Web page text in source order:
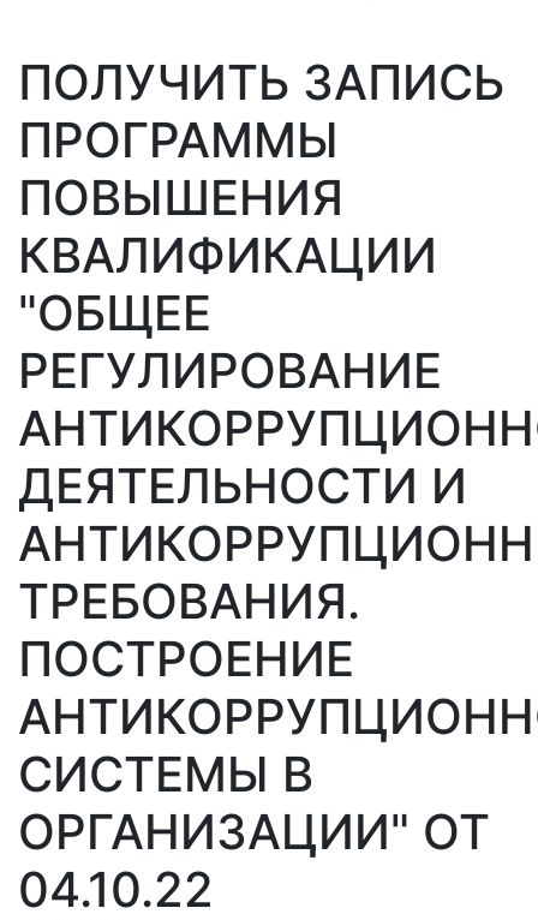
ПОЛУЧИТЬ ЗАПИСЬ
ПРОГРАММЫ
ПОВЫШЕНИЯ
КВАЛИФИКАЦИИ
"ОБЩЕЕ
РЕГУЛИРОВАНИЕ
ДЕЯТЕЛЬНОСТИ И
ТРЕБОВАНИЯ.
ПОСТРОЕНИЕ
СИСТЕМЫ В
ОРГАНИЗАЦИИ" ОТ
04.10.22